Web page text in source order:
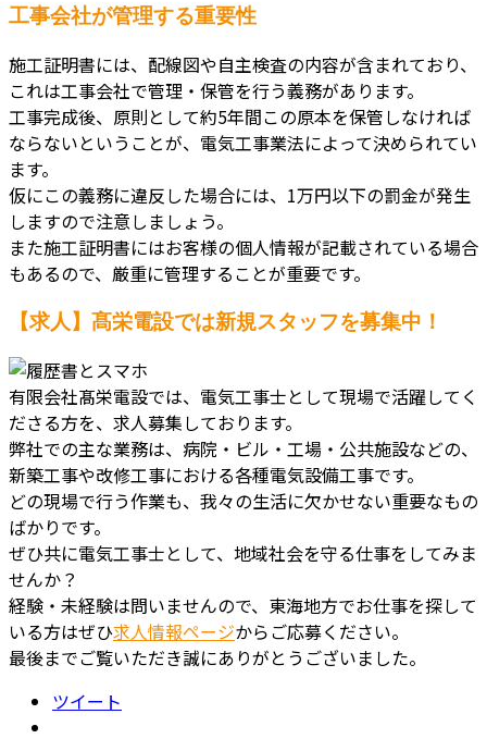
工事会社が管理する重要性
施工証明書には、配線図や自主検査の内容が含まれており、
これは工事会社で管理・保管を行う義務があります。
工事完成後、原則として約5年間この原本を保管しなければ
ならないということが、電気工事業法によって決められてい
ます。
仮にこの義務に違反した場合には、1万円以下の罰金が発生
しますので注意しましょう。
また施工証明書にはお客様の個人情報が記載されている場合
もあるので、厳重に管理することが重要です。
【求人】髙栄電設では新規スタッフを募集中！
有限会社髙栄電設では、電気工事士として現場で活躍してく
ださる方を、求人募集しております。
弊社での主な業務は、病院・ビル・工場・公共施設などの、
新築工事や改修工事における各種電気設備工事です。
どの現場で行う作業も、我々の生活に欠かせない重要なもの
ばかりです。
ぜひ共に電気工事士として、地域社会を守る仕事をしてみま
せんか？
経験・未経験は問いませんので、東海地方でお仕事を探して
いる方はぜひ求人情報ページからご応募ください。
最後までご覧いただき誠にありがとうございました。
ツイート